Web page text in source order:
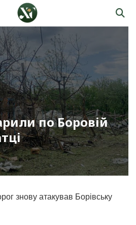
по Боровій
знову атакував Борівську